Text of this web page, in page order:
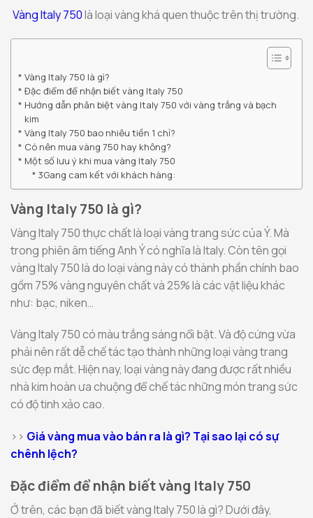
Vàng Italy 750là loại vàng khá quen thuộc trên thị trường.
Vàng Italy 750 là gì?
Đặc điểm để nhận biết vàng Italy 750
Hướng dẫn phân biệt vàng Italy 750 với vàng trắng và bạch
kim
Vàng Italy 750 bao nhiêu tiền 1 chỉ?
Có nên mua vàng 750 hay không?
Một số lưu ý khi mua vàng Italy 750
3Gang cam kết với khách hàng:
Vàng Italy 750 là gì?
Vàng Italy 750 thực chất là loại vàng trang sức của Ý. Mà
trong phiên âm tiếng Anh Ý có nghĩa là Italy. Còn tên gọi
vàng Italy 750 là do loại vàng này có thành phần chính bao
gồm 75% vàng nguyên chất và 25% là các vật liệu khác
như: bạc, niken…
Vàng Italy 750 có màu trắng sáng nổi bật. Và độ cứng vừa
phải nên rất dễ chế tác tạo thành những loại vàng trang
sức đẹp mắt. Hiện nay, loại vàng này đang được rất nhiều
nhà kim hoàn ưa chuộng để chế tác những món trang sức
có độ tinh xảo cao.
>> Giá vàng mua vào bán ra là gì? Tại sao lại có sự
chênh lệch?
Đặc điểm để nhận biết vàng Italy 750
Ở trên, các bạn đã biết vàng Italy 750 là gì? Dưới đây,